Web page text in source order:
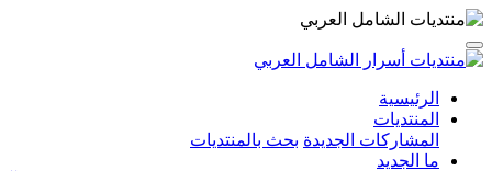
الرئيسية
المنتديات
المشاركات الجديدة بحث بالمنتديات
ما الجديد